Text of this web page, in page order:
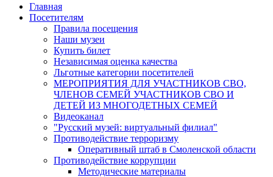
Главная
Посетителям
Правила посещения
Наши музеи
Купить билет
Независимая оценка качества
Льготные категории посетителей
МЕРОПРИЯТИЯ ДЛЯ УЧАСТНИКОВ СВО,
ЧЛЕНОВ СЕМЕЙ УЧАСТНИКОВ СВО И
ДЕТЕЙ ИЗ МНОГОДЕТНЫХ СЕМЕЙ
Видеоканал
"Русский музей: виртуальный филиал"
Противодействие терроризму
Оперативный штаб в Смоленской области
Противодействие коррупции
Методические материалы